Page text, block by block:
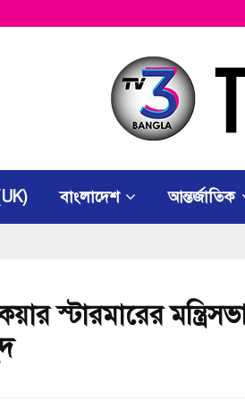
বাংলাদেশ আন্তর্জাতিক
স্টারমারের